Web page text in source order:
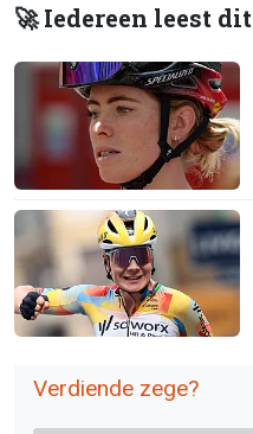
🚀 Iedereen leest
Verdiende zege?